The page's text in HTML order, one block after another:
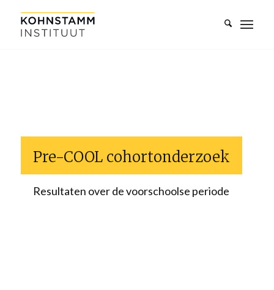
Pre-COOL cohortonderzoek
Resultaten over de voorschoolse periode